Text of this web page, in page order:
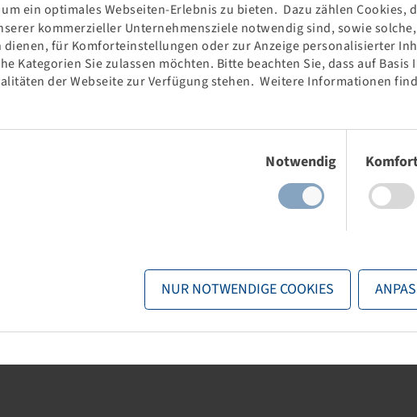
ein optimales Webseiten-Erlebnis zu bieten. Dazu zählen Cookies,
kommerzieller Unternehmensziele notwendig sind, sowie
für Komforteinstellungen oder zur Anzeige personalisierter
Kategorien Sie zulassen möchten. Bitte beachten Sie, dass auf
der Webseite zur Verfügung stehen. Weitere Informationen
Notwendig
NUR NOTWENDIGE COOKIES
high ride comfort and safety.